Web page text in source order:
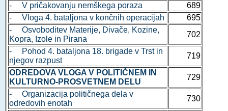
- V pričakovanju nemškega poraza
689
- Vloga 4. bataljona v končnih operacijah
695
- Osvoboditev Materije, Divače, Kozine,
Kopra, Izole in Pirana
702
- Pohod 4. bataljona 18. brigade v Trst in
njegov razpust
719
ODREDOVA VLOGA V POLITIČNEM IN
KULTURNO-PROSVETNEM DELU
729
- Organizacija političnega dela v
odredovih enotah
730